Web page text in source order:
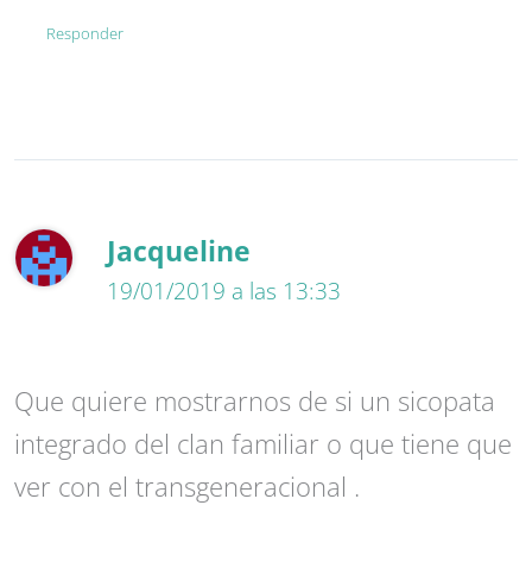
Responder
Jacqueline
19/01/2019 a las 13:33
Que quiere mostrarnos de si un sicopata
integrado del clan familiar o que tiene que
ver con el transgeneracional .